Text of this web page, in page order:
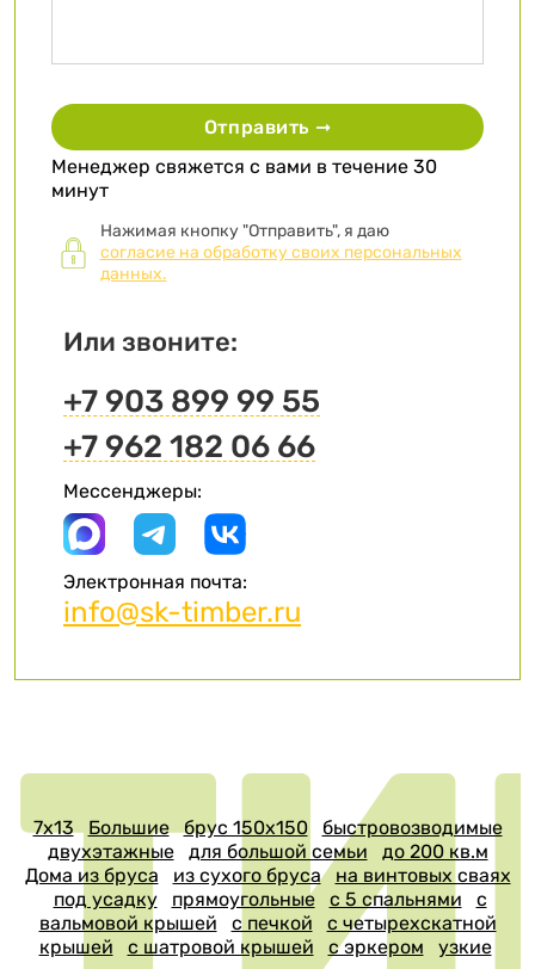
Отправить ➞
Менеджер свяжется с вами в течение 30
минут
Нажимая кнопку "Отправить", я даю
согласие на обработку своих персональных
данных.
Или звоните:
+7 903 899 99 55
+7 962 182 06 66
Мессенджеры:
Электронная почта:
info@sk-timber.ru
7х13 Большие брус 150х150
быстровозводимые
двухэтажные
для большой семьи
до 200 кв.м
Дома из бруса
из сухого бруса
на винтовых сваях
под усадку
прямоугольные с 5 спальнями
с
вальмовой крышей
с печкой
с четырехскатной
крышей
с шатровой крышей с эркером узкие